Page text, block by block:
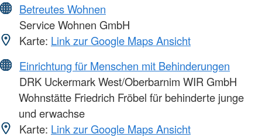
Betreutes Wohnen
Service Wohnen GmbH
Karte: Link zur Google Maps Ansicht
Einrichtung für Menschen mit Behinderungen
DRK Uckermark West/Oberbarnim WIR GmbH
Wohnstätte Friedrich Fröbel für behinderte junge
und erwachse
Karte: Link zur Google Maps Ansicht